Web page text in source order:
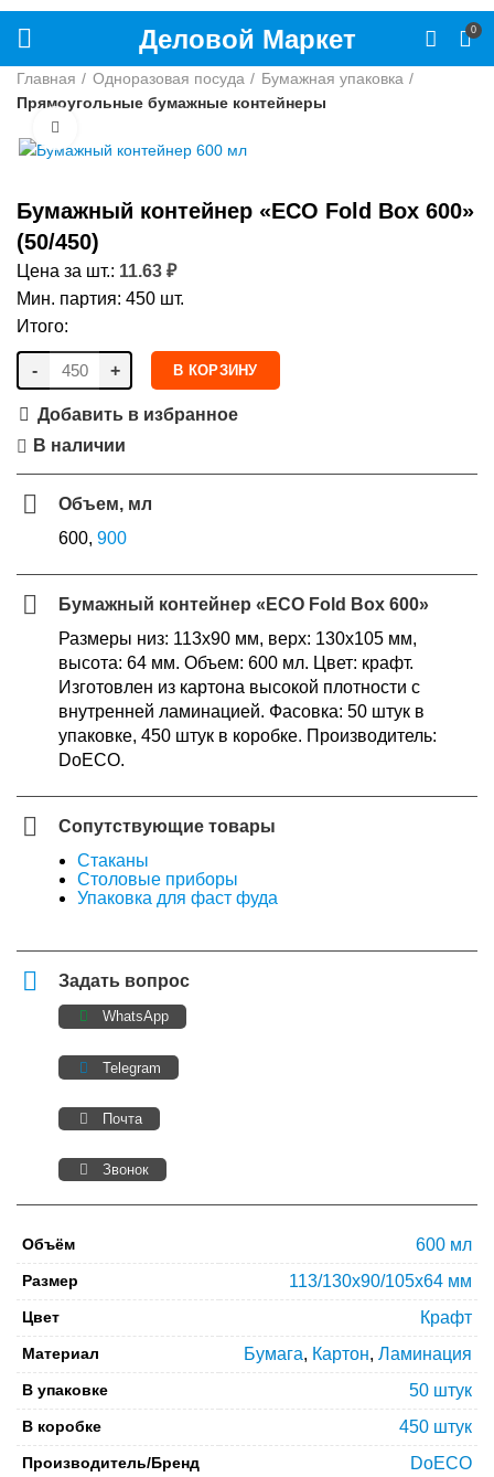
Деловой Маркет 0
Главная Одноразовая посуда
Бумажная упаковка
Прямоугольные бумажные контейнеры
Бумажный контейнер «ECO Fold Box 600»
(50/450)
Цена за шт.: 11.63 ₽
Мин. партия: 450 шт.
Итого:
- + В КОРЗИНУ
Добавить в избранное
В наличии
Объем, мл
600, 900
Бумажный контейнер «ECO Fold Box 600»
Размеры низ: 113х90 мм, верх: 130х105 мм,
высота: 64 мм. Объем: 600 мл. Цвет: крафт.
Изготовлен из картона высокой плотности с
внутренней ламинацией. Фасовка: 50 штук в
упаковке, 450 штук в коробке. Производитель:
DoECO.
Сопутствующие товары
Стаканы
Столовые приборы
Упаковка для фаст фуда
Задать вопрос
WhatsApp
Telegram
Почта
Звонок
Объём 600 мл
Размер 113/130х90/105х64 мм
Цвет Крафт
Материал Бумага, Картон, Ламинация
В упаковке 50 штук
В коробке 450 штук
Производитель/Бренд DoECO